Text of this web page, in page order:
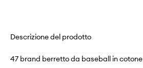
Descrizione del prodotto
47 brand berretto da baseball in cotone